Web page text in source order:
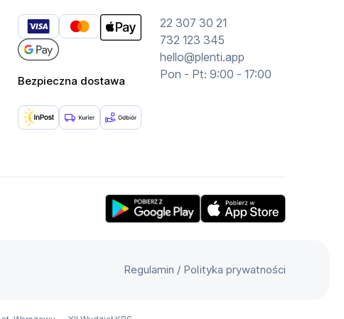
Bezpieczna dostawa
22 307 30 21
732 123 345
hello@plenti.app
Pon - Pt: 9:00 - 17:00
Regulamin / Polityka prywatności